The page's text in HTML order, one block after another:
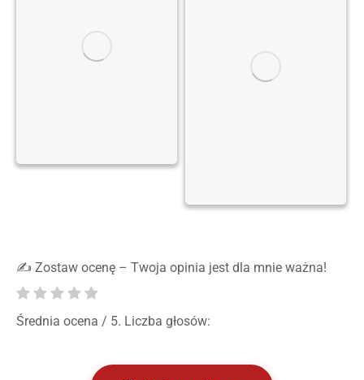
✍️ Zostaw ocenę – Twoja opinia jest dla mnie ważna!
Średnia ocena / 5. Liczba głosów: